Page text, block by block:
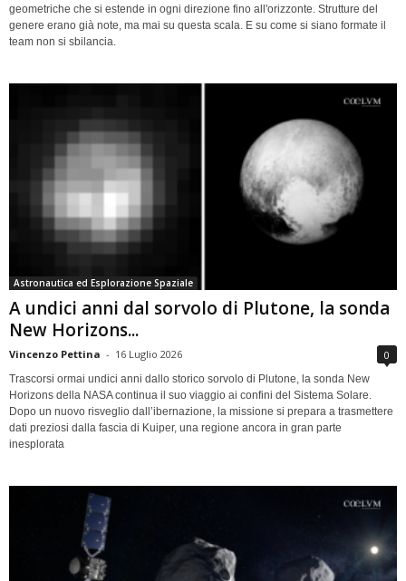
geometriche che si estende in ogni direzione fino all'orizzonte. Strutture del
genere erano già note, ma mai su questa scala. E su come si siano formate il
team non si sbilancia.
Astronautica ed Esplorazione Spaziale
A undici anni dal sorvolo di Plutone, la sonda
New Horizons...
Vincenzo Pettina - 16 Luglio 2026 0
Trascorsi ormai undici anni dallo storico sorvolo di Plutone, la sonda New
Horizons della NASA continua il suo viaggio ai confini del Sistema Solare.
Dopo un nuovo risveglio dall’ibernazione, la missione si prepara a trasmettere
dati preziosi dalla fascia di Kuiper, una regione ancora in gran parte
inesplorata